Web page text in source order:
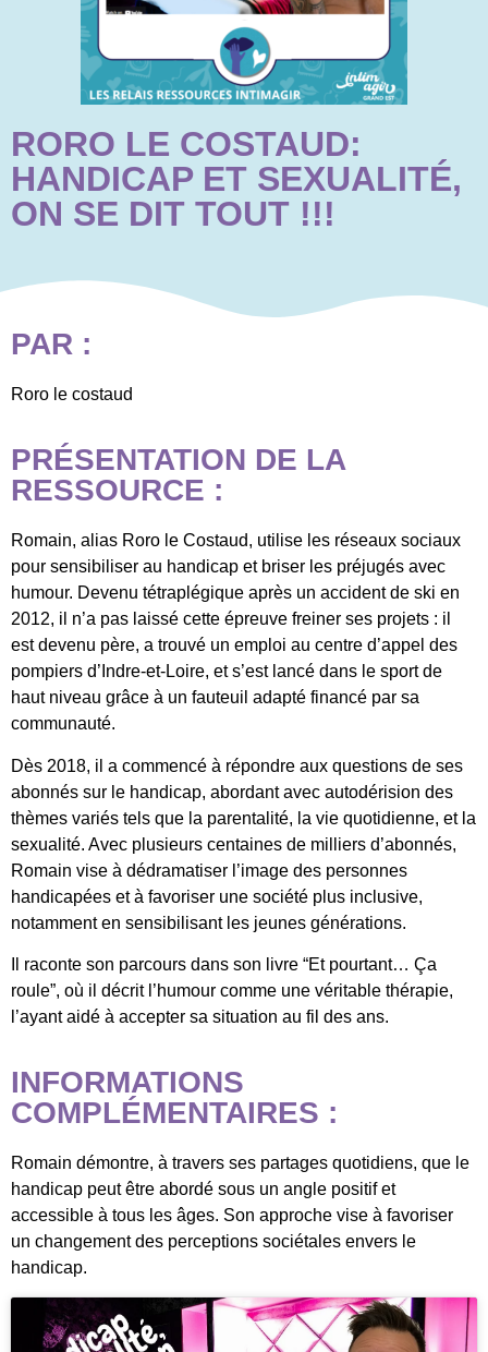
RORO LE COSTAUD:
HANDICAP ET SEXUALITÉ,
ON SE DIT TOUT !!!
PAR :
Roro le costaud
PRÉSENTATION DE LA
RESSOURCE :
Romain, alias Roro le Costaud, utilise les réseaux sociaux
pour sensibiliser au handicap et briser les préjugés avec
humour. Devenu tétraplégique après un accident de ski en
2012, il n’a pas laissé cette épreuve freiner ses projets : il
est devenu père, a trouvé un emploi au centre d’appel des
pompiers d’Indre-et-Loire, et s’est lancé dans le sport de
haut niveau grâce à un fauteuil adapté financé par sa
communauté.
Dès 2018, il a commencé à répondre aux questions de ses
abonnés sur le handicap, abordant avec autodérision des
thèmes variés tels que la parentalité, la vie quotidienne, et la
sexualité. Avec plusieurs centaines de milliers d’abonnés,
Romain vise à dédramatiser l’image des personnes
handicapées et à favoriser une société plus inclusive,
notamment en sensibilisant les jeunes générations.
Il raconte son parcours dans son livre “Et pourtant… Ça
roule”, où il décrit l’humour comme une véritable thérapie,
l’ayant aidé à accepter sa situation au fil des ans.
INFORMATIONS
COMPLÉMENTAIRES :
Romain démontre, à travers ses partages quotidiens, que le
handicap peut être abordé sous un angle positif et
accessible à tous les âges. Son approche vise à favoriser
un changement des perceptions sociétales envers le
handicap.